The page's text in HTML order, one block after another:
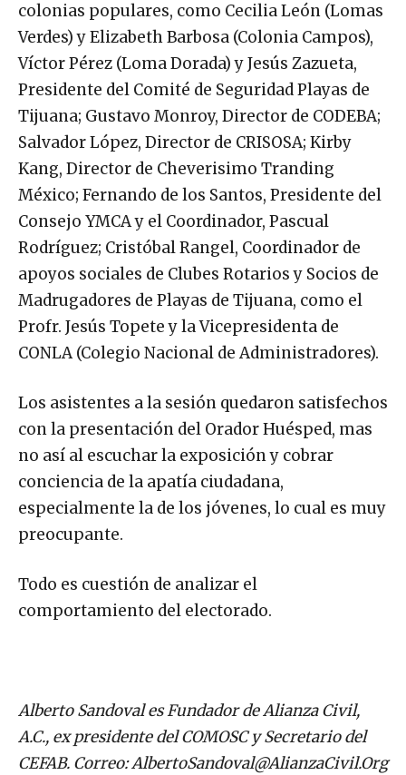
colonias populares, como Cecilia León (Lomas
Verdes) y Elizabeth Barbosa (Colonia Campos),
Víctor Pérez (Loma Dorada) y Jesús Zazueta,
Presidente del Comité de Seguridad Playas de
Tijuana; Gustavo Monroy, Director de CODEBA;
Salvador López, Director de CRISOSA; Kirby
Kang, Director de Cheverisimo Tranding
México; Fernando de los Santos, Presidente del
Consejo YMCA y el Coordinador, Pascual
Rodríguez; Cristóbal Rangel, Coordinador de
apoyos sociales de Clubes Rotarios y Socios de
Madrugadores de Playas de Tijuana, como el
Profr. Jesús Topete y la Vicepresidenta de
CONLA (Colegio Nacional de Administradores).
Los asistentes a la sesión quedaron satisfechos
con la presentación del Orador Huésped, mas
no así al escuchar la exposición y cobrar
conciencia de la apatía ciudadana,
especialmente la de los jóvenes, lo cual es muy
preocupante.
Todo es cuestión de analizar el
comportamiento del electorado.
Alberto Sandoval es Fundador de Alianza Civil,
A.C., ex presidente del COMOSC y Secretario del
CEFAB. Correo:AlbertoSandoval@AlianzaCivil.Org